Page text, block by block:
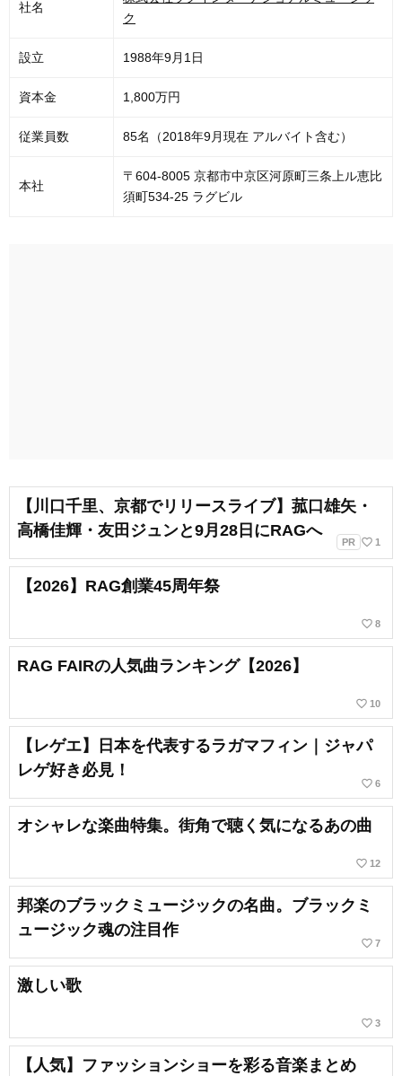
社名
ク
設立 1988年9月1日
資本金 1,800万円
従業員数 85名（2018年9月現在 アルバイト含む）
本社
〒604-8005 京都市中京区河原町三条上ル恵比
須町534-25 ラグビル
【川口千里、京都でリリースライブ】菰口雄矢・
高橋佳輝・友田ジュンと9月28日にRAGへ
PR favorite_border 1
【2026】RAG創業45周年祭
favorite_border 8
RAG FAIRの人気曲ランキング【2026】
favorite_border 10
【レゲエ】日本を代表するラガマフィン｜ジャパ
レゲ好き必見！
favorite_border 6
オシャレな楽曲特集。街角で聴く気になるあの曲
favorite_border 12
邦楽のブラックミュージックの名曲。ブラックミ
ュージック魂の注目作
favorite_border 7
激しい歌
favorite_border 3
【人気】ファッションショーを彩る音楽まとめ